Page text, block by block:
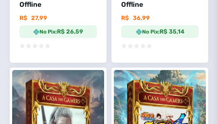
Offline
R$ 27,99
No Pix:R$ 26,59
Offline
R$ 36,99
No Pix:R$ 35,14